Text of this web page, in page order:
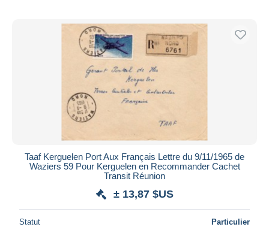
Taaf Kerguelen Port Aux Français Lettre du 9/11/1965 de
Waziers 59 Pour Kerguelen en Recommander Cachet
Transit Réunion
± 13,87 $US
Statut Particulier